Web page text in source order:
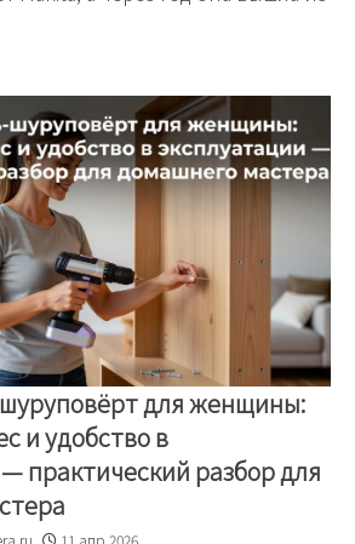
для женщины:
и удобство в
практический разбор для
11 апр 2026